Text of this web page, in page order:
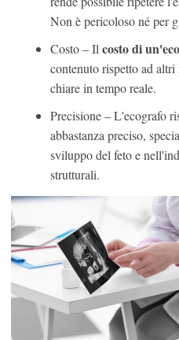
Non è pericoloso né per
Costo – Il costo di
contenuto rispetto ad
chiare in tempo reale.
Precisione – L'ecografo
abbastanza preciso,
sviluppo del feto e
strutturali.